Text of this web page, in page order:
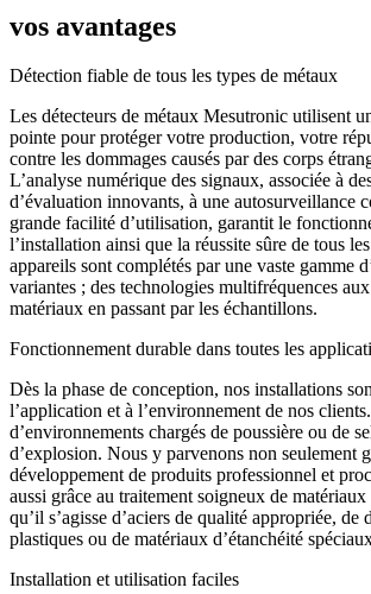
vos avantages
Détection fiable de tous les types de métaux
Les détecteurs de métaux Mesutronic utilisent
pointe pour protéger votre production, votre
contre les dommages causés par des corps
L’analyse numérique des signaux, associée à
d’évaluation innovants, à une autosurveillance
grande facilité d’utilisation, garantit le
l’installation ainsi que la réussite sûre de tous
appareils sont complétés par une vaste gamme
variantes ; des technologies multifréquences
matériaux en passant par les échantillons.
Fonctionnement durable dans toutes les
Dès la phase de conception, nos installations
l’application et à l’environnement de nos
d’environnements chargés de poussière ou de
d’explosion. Nous y parvenons non seulement
développement de produits professionnel et
aussi grâce au traitement soigneux de
qu’il s’agisse d’aciers de qualité appropriée, de
plastiques ou de matériaux d’étanchéité
Installation et utilisation faciles